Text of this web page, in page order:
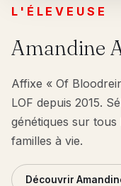
L'ÉLEVEUSE
Amandine
Affixe « Of
LOF depuis 2015.
génétiques sur
familles à vie.
Découvrir